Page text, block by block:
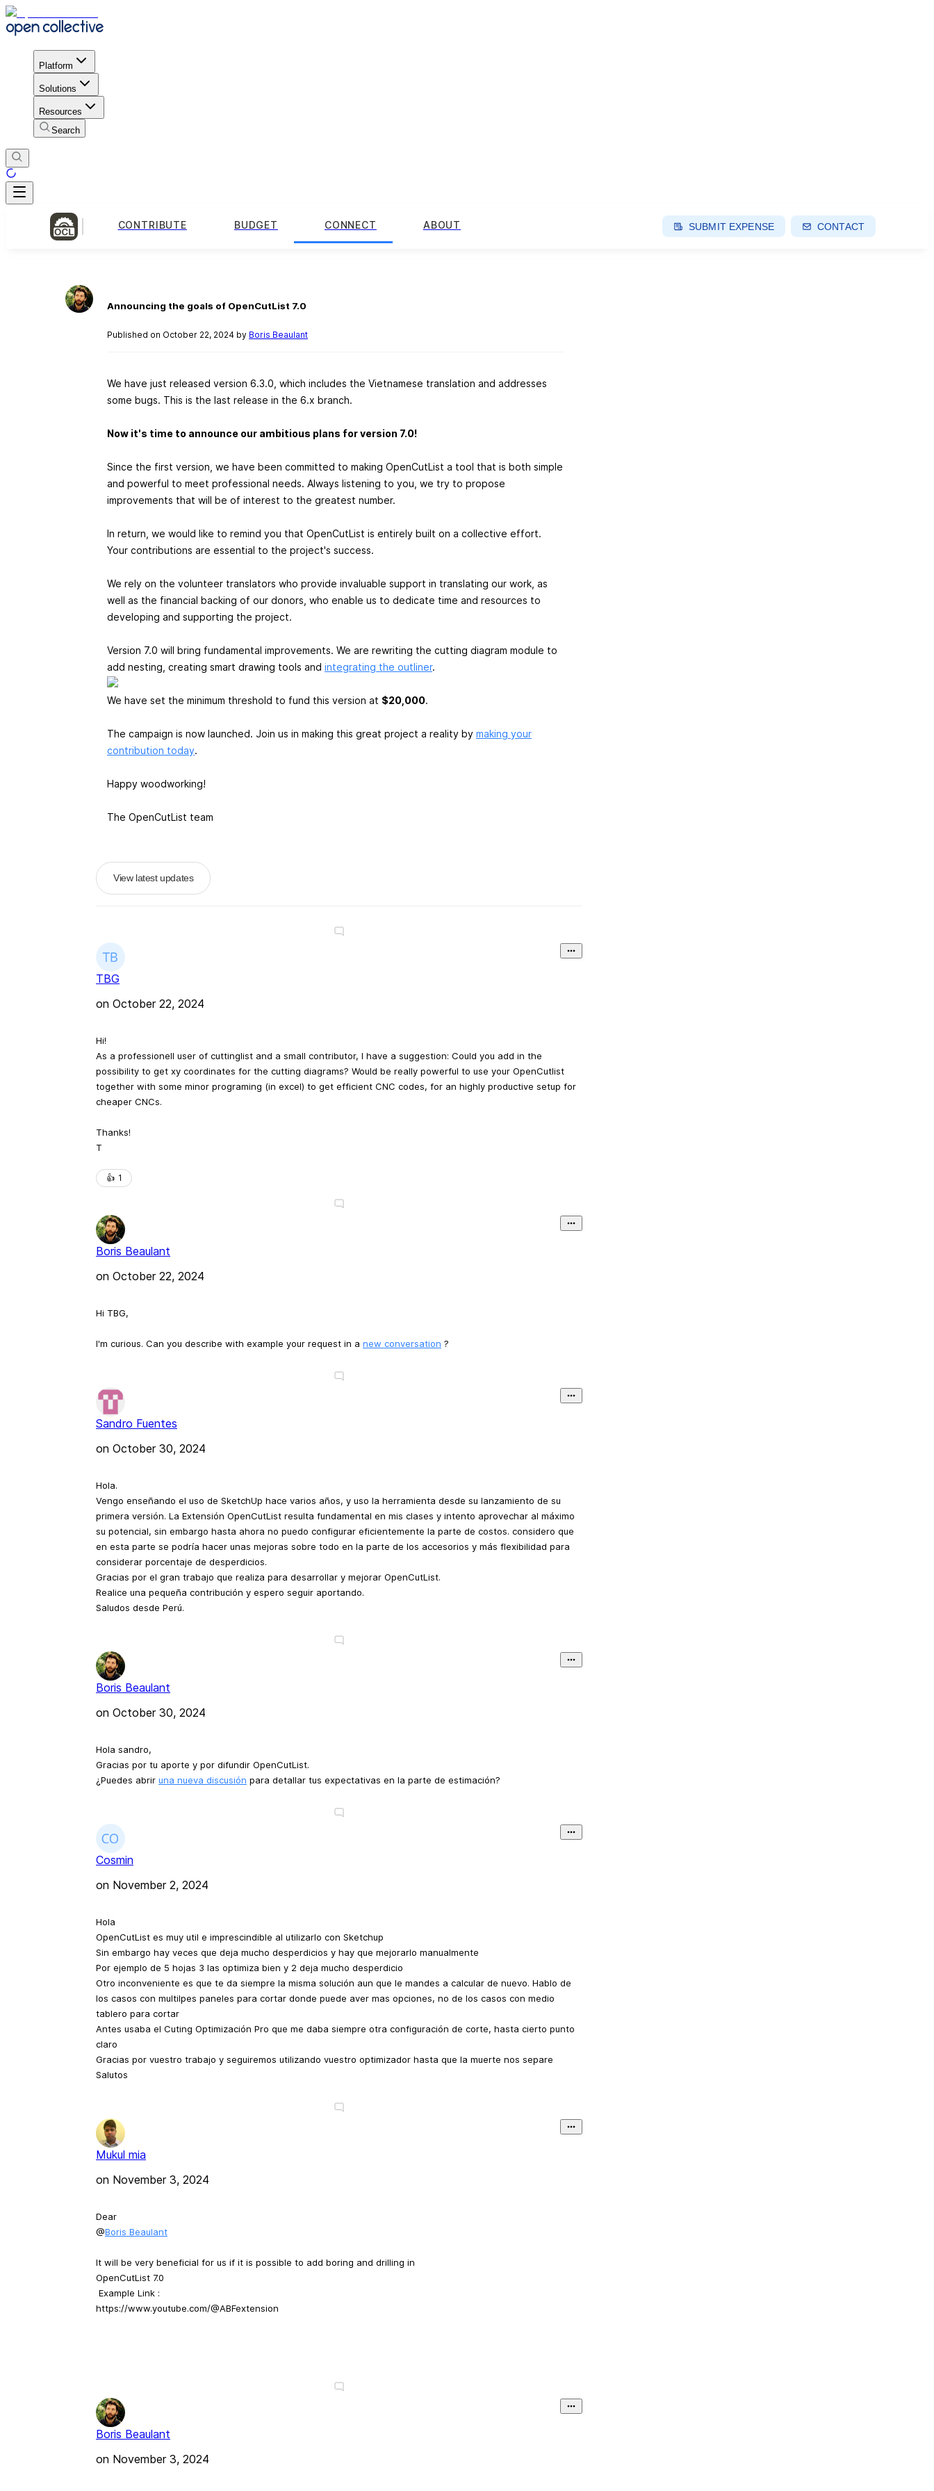
Platform
Solutions
Resources
Search
CONTRIBUTE BUDGET CONNECT ABOUT SUBMIT EXPENSE CONTACT
Announcing the goals of OpenCutList 7.0
Published on October 22, 2024 by Boris Beaulant
We have just released version 6.3.0, which includes the Vietnamese translation and addresses
some bugs. This is the last release in the 6.x branch.
Now it's time to announce our ambitious plans for version 7.0!
Since the first version, we have been committed to making OpenCutList a tool that is both simple
and powerful to meet professional needs. Always listening to you, we try to propose
improvements that will be of interest to the greatest number.
In return, we would like to remind you that OpenCutList is entirely built on a collective effort.
Your contributions are essential to the project's success.
We rely on the volunteer translators who provide invaluable support in translating our work, as
well as the financial backing of our donors, who enable us to dedicate time and resources to
developing and supporting the project.
Version 7.0 will bring fundamental improvements. We are rewriting the cutting diagram module to
add nesting, creating smart drawing tools and integrating the outliner.
We have set the minimum threshold to fund this version at $20,000.
The campaign is now launched. Join us in making this great project a reality by making your
contribution today.
Happy woodworking!
The OpenCutList team
View latest updates
TBG
on October 22, 2024
Hi!
As a professionell user of cuttinglist and a small contributor, I have a suggestion: Could you add in the
possibility to get xy coordinates for the cutting diagrams? Would be really powerful to use your OpenCutlist
together with some minor programing (in excel) to get efficient CNC codes, for an highly productive setup for
cheaper CNCs.
Thanks!
T
👍️ 1
Boris Beaulant
on October 22, 2024
Hi TBG,
I'm curious. Can you describe with example your request in a new conversation ?
Sandro Fuentes
on October 30, 2024
Hola.
Vengo enseñando el uso de SketchUp hace varios años, y uso la herramienta desde su lanzamiento de su
primera versión. La Extensión OpenCutList resulta fundamental en mis clases y intento aprovechar al máximo
su potencial, sin embargo hasta ahora no puedo configurar eficientemente la parte de costos. considero que
en esta parte se podría hacer unas mejoras sobre todo en la parte de los accesorios y más flexibilidad para
considerar porcentaje de desperdicios.
Gracias por el gran trabajo que realiza para desarrollar y mejorar OpenCutList.
Realice una pequeña contribución y espero seguir aportando.
Saludos desde Perú.
Boris Beaulant
on October 30, 2024
Hola sandro,
Gracias por tu aporte y por difundir OpenCutList.
¿Puedes abrir una nueva discusión para detallar tus expectativas en la parte de estimación?
Cosmin
on November 2, 2024
Hola
OpenCutList es muy util e imprescindible al utilizarlo con Sketchup
Sin embargo hay veces que deja mucho desperdicios y hay que mejorarlo manualmente
Por ejemplo de 5 hojas 3 las optimiza bien y 2 deja mucho desperdicio
Otro inconveniente es que te da siempre la misma solución aun que le mandes a calcular de nuevo. Hablo de
los casos con multilpes paneles para cortar donde puede aver mas opciones, no de los casos con medio
tablero para cortar
Antes usaba el Cuting Optimización Pro que me daba siempre otra configuración de corte, hasta cierto punto
claro
Gracias por vuestro trabajo y seguiremos utilizando vuestro optimizador hasta que la muerte nos separe
Salutos
Mukul mia
on November 3, 2024
Dear
@Boris Beaulant
It will be very beneficial for us if it is possible to add boring and drilling in
OpenCutList 7.0
Example Link :
https://www.youtube.com/@ABFextension
Boris Beaulant
on November 3, 2024